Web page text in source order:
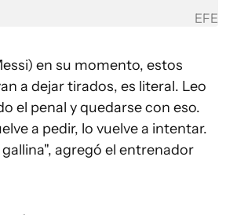
EFE
en su momento, estos
a dejar tirados, es literal. Leo
el penal y quedarse con eso.
a pedir, lo vuelve a intentar.
agregó el entrenador